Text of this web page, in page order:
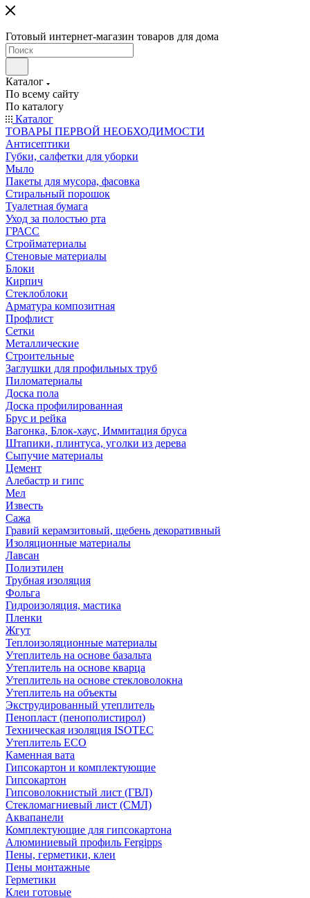
Готовый интернет-магазин товаров для дома
Каталог
По всему сайту
По каталогу
Каталог
ТОВАРЫ ПЕРВОЙ НЕОБХОДИМОСТИ
Антисептики
Губки, салфетки для уборки
Мыло
Пакеты для мусора, фасовка
Стиральный порошок
Туалетная бумага
Уход за полостью рта
ГРАСС
Стройматериалы
Стеновые материалы
Блоки
Кирпич
Стеклоблоки
Арматура композитная
Профлист
Сетки
Металлические
Строительные
Заглушки для профильных труб
Пиломатериалы
Доска пола
Доска профилированная
Брус и рейка
Вагонка, Блок-хаус, Иммитация бруса
Штапики, плинтуса, уголки из дерева
Сыпучие материалы
Цемент
Алебастр и гипс
Мел
Известь
Сажа
Гравий керамзитовый, щебень декоративный
Изоляционные материалы
Лавсан
Полиэтилен
Трубная изоляция
Фольга
Гидроизоляция, мастика
Пленки
Жгут
Теплоизоляционные материалы
Утеплитель на основе базальта
Утеплитель на основе кварца
Утеплитель на основе стекловолокна
Утеплитель на объекты
Экструдированный утеплитель
Пенопласт (пенополистирол)
Техническая изоляция ISOTEC
Утеплитель ECO
Каменная вата
Гипсокартон и комплектующие
Гипсокартон
Гипсоволокнистый лист (ГВЛ)
Стекломагниевый лист (СМЛ)
Аквапанели
Комплектующие для гипсокартона
Алюминиевый профиль Fergipps
Пены, герметики, клеи
Пены монтажные
Герметики
Клеи готовые